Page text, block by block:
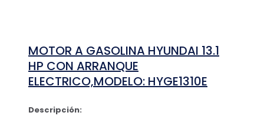
MOTOR A GASOLINA HYUNDAI 13.1
HP CON ARRANQUE
ELECTRICO,MODELO: HYGE1310E
Descripción: